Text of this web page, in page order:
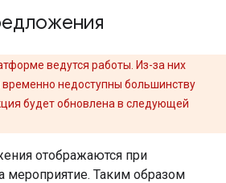
ведутся работы. Из-за них
недоступны большинству
будет обновлена в следующей
отображаются при
мероприятие. Таким образом